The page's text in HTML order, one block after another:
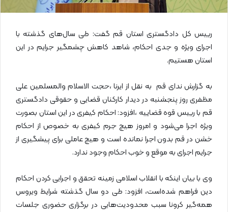
رییس کل دادگستری استان قم گفت: طی سال‌های گذشته با
اجرای ویژه و جدی احکام، شاهد کاهش چشمگیر جرایم در این
استان هستیم.
به گزارش ندای قم به نقل از ایرنا ،حجت الاسلام والمسلمین علی
مظفری روز پنجشنبه در دیدار کارکنان قضایی و حقوقی دادگستری
قم با رییس قوه قضاییه ،افزود: احکام کیفری در این استان بصورت
ویژه اجرا می‌شود و امروز هیچ جرم کیفری به خصوص از احکام
خشن در قم بدون اجرا نمانده است و هیچ عاملی برای پیشگیری از
جرایم اجرای به موقع و خوب احکام وجود ندارد.
وی با بیان اینکه با انقلاب اسلامی زمینه تحقق و اجرایی کردن احکام
دین فراهم شده‌است، افزود: طی دو سال گذشته شرایط ویروس
همه‌گیر کرونا سبب محدودیت‌هایی در برگزاری حضوری جلسات